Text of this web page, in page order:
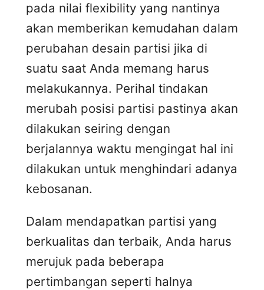
pada nilai flexibility yang nantinya
akan memberikan kemudahan dalam
perubahan desain partisi jika di
suatu saat Anda memang harus
melakukannya. Perihal tindakan
merubah posisi partisi pastinya akan
dilakukan seiring dengan
berjalannya waktu mengingat hal ini
dilakukan untuk menghindari adanya
kebosanan.
Dalam mendapatkan partisi yang
berkualitas dan terbaik, Anda harus
merujuk pada beberapa
pertimbangan seperti halnya